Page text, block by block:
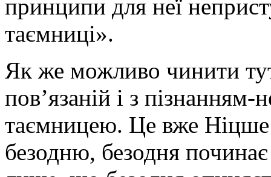
принципи для неї
таємниці».
Як же можливо чинити
пов’язаній і з пізнанням-
таємницею. Це вже
безодню, безодня